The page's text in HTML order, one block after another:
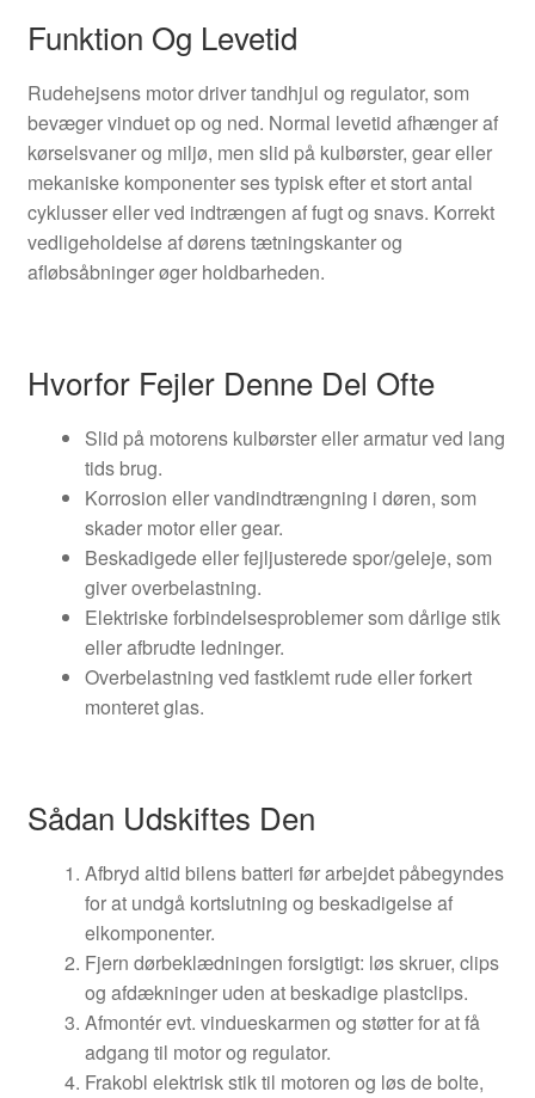
Funktion Og Levetid
Rudehejsens motor driver tandhjul og regulator, som
bevæger vinduet op og ned. Normal levetid afhænger af
kørselsvaner og miljø, men slid på kulbørster, gear eller
mekaniske komponenter ses typisk efter et stort antal
cyklusser eller ved indtrængen af fugt og snavs. Korrekt
vedligeholdelse af dørens tætningskanter og
afløbsåbninger øger holdbarheden.
Hvorfor Fejler Denne Del Ofte
Slid på motorens kulbørster eller armatur ved lang
tids brug.
Korrosion eller vandindtrængning i døren, som
skader motor eller gear.
Beskadigede eller fejljusterede spor/geleje, som
giver overbelastning.
Elektriske forbindelsesproblemer som dårlige stik
eller afbrudte ledninger.
Overbelastning ved fastklemt rude eller forkert
monteret glas.
Sådan Udskiftes Den
Afbryd altid bilens batteri før arbejdet påbegyndes
for at undgå kortslutning og beskadigelse af
elkomponenter.
Fjern dørbeklædningen forsigtigt: løs skruer, clips
og afdækninger uden at beskadige plastclips.
Afmontér evt. vindueskarmen og støtter for at få
adgang til motor og regulator.
Frakobl elektrisk stik til motoren og løs de bolte,